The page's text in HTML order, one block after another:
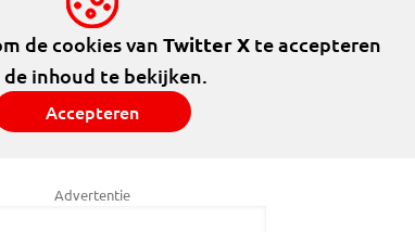
de cookies van Twitter Xte accepteren
de inhoud te bekijken.
Accepteren
Advertentie